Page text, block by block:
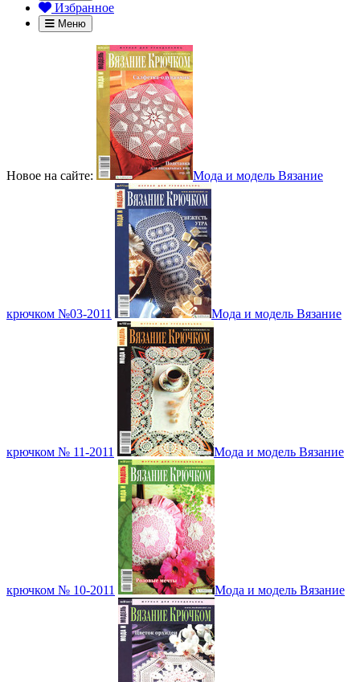
Избранное
Меню
Новое на сайте: Мода и модель Вязание
крючком №03-2011 Мода и модель Вязание
крючком № 11-2011 Мода и модель Вязание
крючком № 10-2011 Мода и модель Вязание